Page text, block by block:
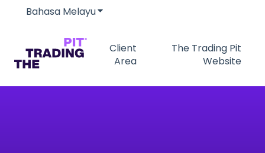
Bahasa MelayuTunjukkan submenu untuk
Client
Area
The Trading Pit
Website